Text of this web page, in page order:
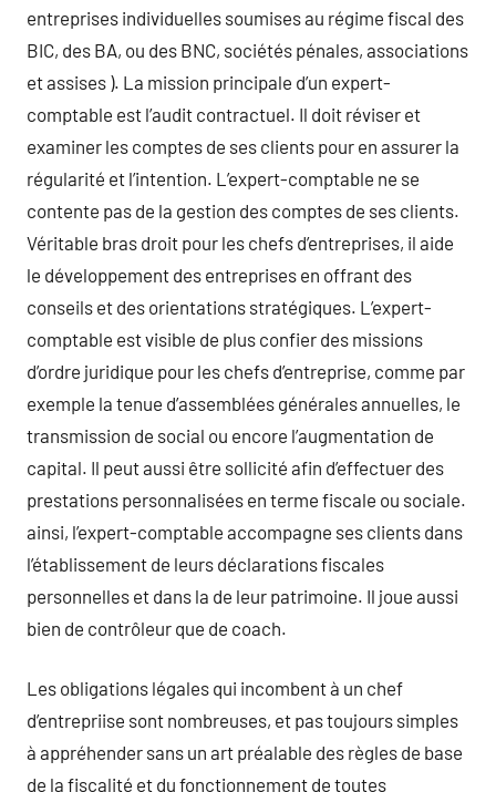
entreprises individuelles soumises au régime fiscal des
BIC, des BA, ou des BNC, sociétés pénales, associations
et assises ). La mission principale d’un expert-
comptable est l’audit contractuel. Il doit réviser et
examiner les comptes de ses clients pour en assurer la
régularité et l’intention. L’expert-comptable ne se
contente pas de la gestion des comptes de ses clients.
Véritable bras droit pour les chefs d’entreprises, il aide
le développement des entreprises en offrant des
conseils et des orientations stratégiques. L’expert-
comptable est visible de plus confier des missions
d’ordre juridique pour les chefs d’entreprise, comme par
exemple la tenue d’assemblées générales annuelles, le
transmission de social ou encore l’augmentation de
capital. Il peut aussi être sollicité afin d’effectuer des
prestations personnalisées en terme fiscale ou sociale.
ainsi, l’expert-comptable accompagne ses clients dans
l’établissement de leurs déclarations fiscales
personnelles et dans la de leur patrimoine. Il joue aussi
bien de contrôleur que de coach.
Les obligations légales qui incombent à un chef
d’entrepriise sont nombreuses, et pas toujours simples
à appréhender sans un art préalable des règles de base
de la fiscalité et du fonctionnement de toutes